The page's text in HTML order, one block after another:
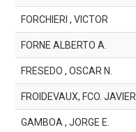
FORCHIERI , VICTOR
FORNE ALBERTO A.
FRESEDO , OSCAR N.
FROIDEVAUX, FCO. JAVIER
GAMBOA , JORGE E.